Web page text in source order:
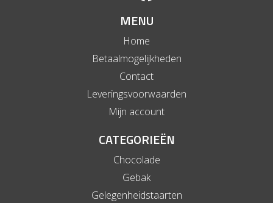
MENU
Home
Betaalmogelijkheden
Contact
Leveringsvoorwaarden
Mijn account
CATEGORIEËN
Chocolade
Gebak
Gelegenheidstaarten